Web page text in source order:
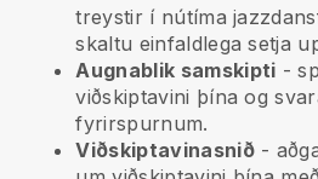
treystir í nútíma
skaltu einfaldlega setja
Augnablik samskipti -
viðskiptavini þína og
fyrirspurnum.
Viðskiptavinasnið-